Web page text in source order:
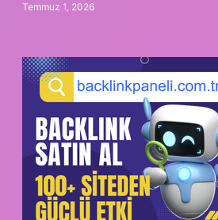
Temmuz 1, 2026